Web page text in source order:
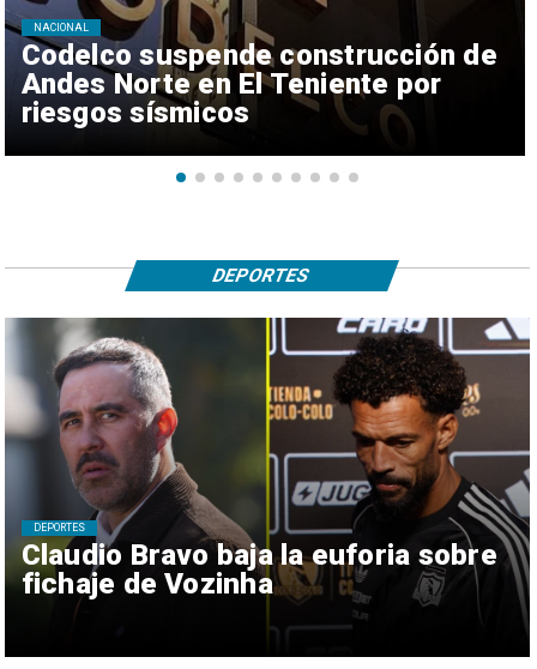
Codelco suspende construcción de
Andes Norte en El Teniente por
riesgos sísmicos
NACIONAL
Claudio Bravo baja la euforia sobre
fichaje de Vozinha
DEPORTES
DEPORTES